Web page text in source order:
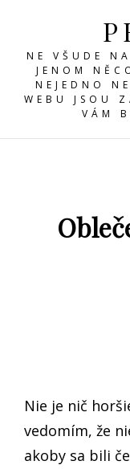
NE VŠUDE
JENOM
NEJEDNO
WEBU JSOU
VÁM
Nie je nič
vedomím, že
akoby sa bili